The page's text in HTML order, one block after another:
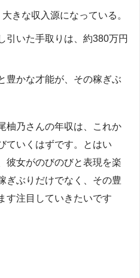
きな収入源になっている。
引いた手取りは、約380万円
豊かな才能が、その稼ぎぶ
柚乃さんの年収は、これか
ていくはずです。とはい
彼女がのびのびと表現を楽
ぎぶりだけでなく、その豊
す注目していきたいです